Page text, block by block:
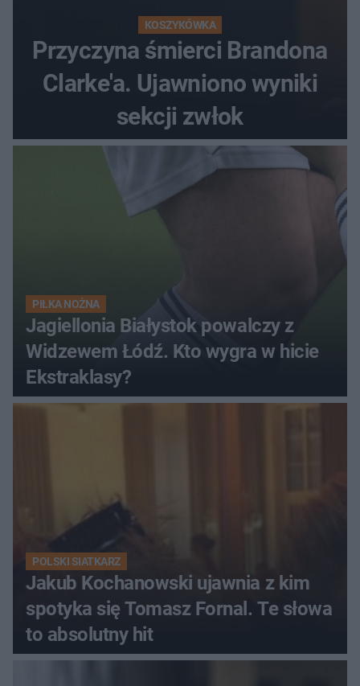
KOSZYKÓWKA
Przyczyna śmierci Brandona
Clarke'a. Ujawniono wyniki
sekcji zwłok
PIŁKA NOŻNA
Jagiellonia Białystok powalczy z
Widzewem Łódź. Kto wygra w hicie
Ekstraklasy?
POLSKI SIATKARZ
Jakub Kochanowski ujawnia z kim
spotyka się Tomasz Fornal. Te słowa
to absolutny hit